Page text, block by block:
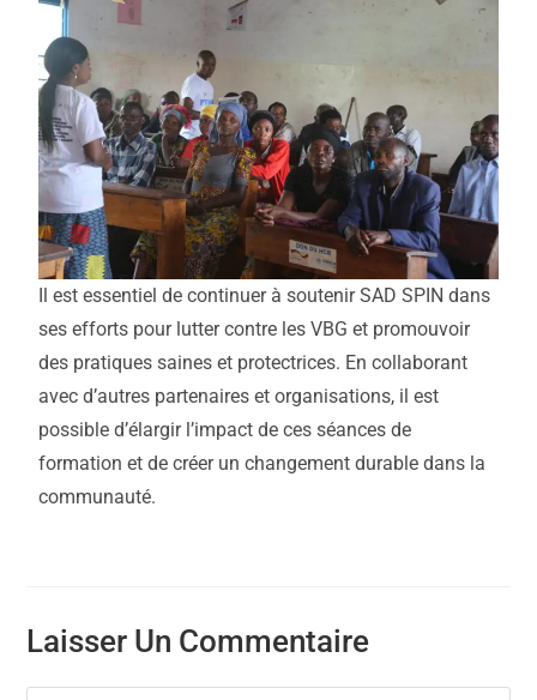
Il est essentiel de continuer à soutenir SAD SPIN dans
ses efforts pour lutter contre les VBG et promouvoir
des pratiques saines et protectrices. En collaborant
avec d’autres partenaires et organisations, il est
possible d’élargir l’impact de ces séances de
formation et de créer un changement durable dans la
communauté.
Laisser Un Commentaire